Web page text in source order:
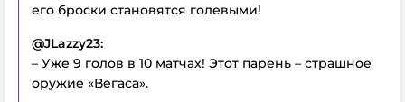
его броски становятся голевыми!
@JLazzy23:
– Уже 9 голов в 10 матчах! Этот парень – страшное
оружие «Вегаса».